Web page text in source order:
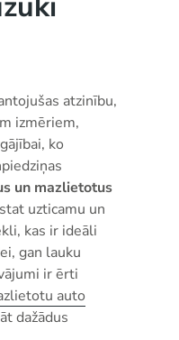
atzinību,
izmēriem,
ko
un mazlietotus
uzticamu un
kas ir ideāli
gan lauku
ir ērti
auto
dažādus